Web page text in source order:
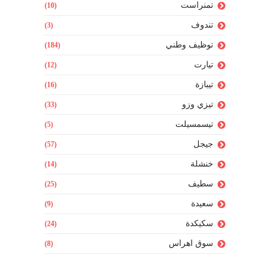
تمنراست (10)
تندوف (3)
توظيف وطني (184)
تيارت (12)
تيبازة (16)
تيزي وزو (33)
تيسمسيلت (5)
جيجل (57)
خنشلة (14)
سطيف (25)
سعيدة (9)
سكيكدة (24)
سوق اهراس (8)